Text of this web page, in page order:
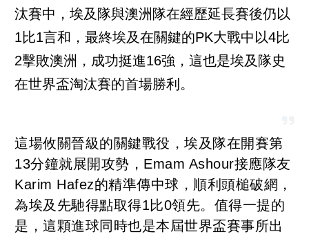
汰賽中，埃及隊與澳洲隊在經歷延長賽後仍以
1比1言和，最終埃及在關鍵的PK大戰中以4比
2擊敗澳洲，成功挺進16強，這也是埃及隊史
在世界盃淘汰賽的首場勝利。
這場攸關晉級的關鍵戰役，埃及隊在開賽第
13分鐘就展開攻勢，Emam Ashour接應隊友
Karim Hafez的精準傳中球，順利頭槌破網，
為埃及先馳得點取得1比0領先。值得一提的
是，這顆進球同時也是本屆世界盃賽事所出